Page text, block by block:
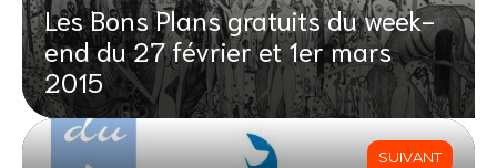
Les Bons Plans gratuits du week-
end du 27 février et 1er mars
2015
SUIVANT